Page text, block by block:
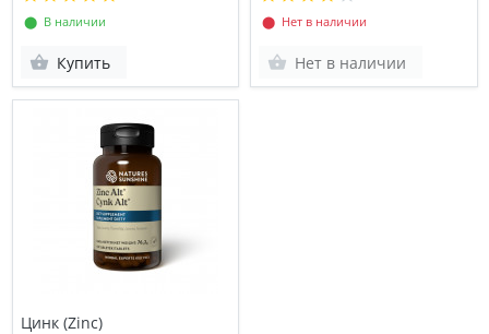
⬤ В наличии
Купить
⬤ Нет в наличии
Нет в наличии
Цинк (Zinc)